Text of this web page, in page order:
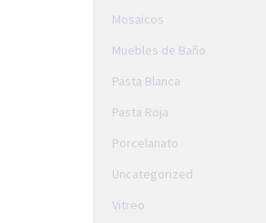
Mosaicos
Muebles de Baño
Pasta Blanca
Pasta Roja
Porcelanato
Uncategorized
Vitreo